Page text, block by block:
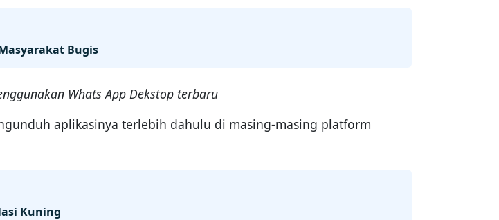
Bugis
Whats App Dekstop terbaru
aplikasinya terlebih dahulu di masing-masing platform
Kuning